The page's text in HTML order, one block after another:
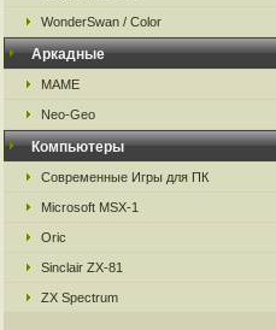
WonderSwan / Color
Аркадные
MAME
Neo-Geo
Компьютеры
Современные Игры для ПК
Microsoft MSX-1
Oric
Sinclair ZX-81
ZX Spectrum